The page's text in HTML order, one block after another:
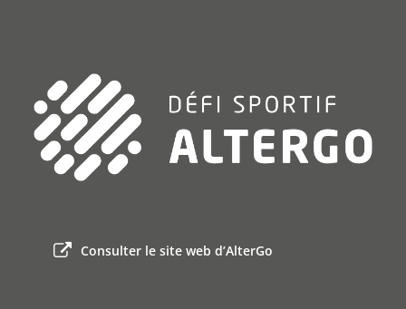
Consulter le site web d’AlterGo